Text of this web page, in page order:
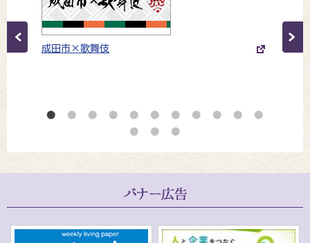
Previous
成田市×歌舞伎